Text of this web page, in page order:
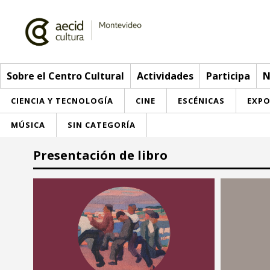
Sobre el Centro Cultural Actividades Participa
CIENCIA Y TECNOLOGÍA CINE ESCÉNICAS
MÚSICA SIN CATEGORÍA
Sobre el Centro Cultural
Red AECID
> Ir a Actividades
Envíanos tu propuesta
Buzón de sugerencias
Convocatorias
Presentación de libro